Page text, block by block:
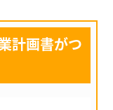
計画書がつ